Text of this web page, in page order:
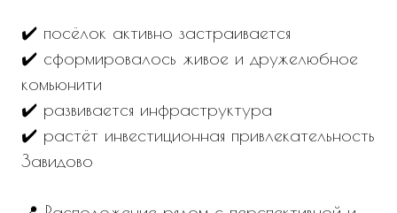
✨ зафиксировать цену до повышения
радостью ответят на все ваши вопросы,
помогут с бронированием и подберут
вариант, подходящий именно вам!🤗👇